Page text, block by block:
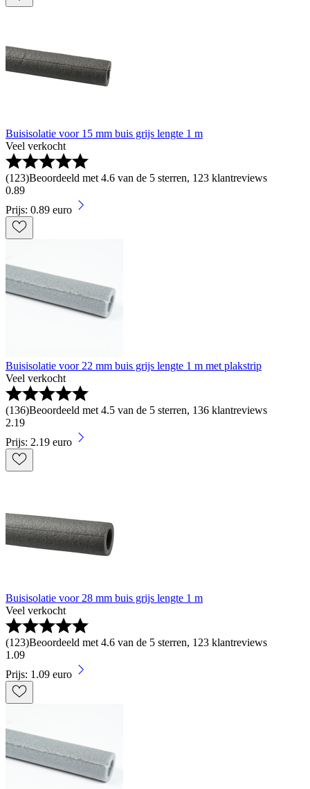
Buisisolatie voor 15 mm buis grijs lengte 1 m
Veel verkocht
(123)Beoordeeld met 4.6 van de 5 sterren, 123 klantreviews
0.89
Prijs: 0.89 euro
Buisisolatie voor 22 mm buis grijs lengte 1 m met plakstrip
Veel verkocht
(136)Beoordeeld met 4.5 van de 5 sterren, 136 klantreviews
2.19
Prijs: 2.19 euro
Buisisolatie voor 28 mm buis grijs lengte 1 m
Veel verkocht
(123)Beoordeeld met 4.6 van de 5 sterren, 123 klantreviews
1 .09
Prijs: 1.09 euro